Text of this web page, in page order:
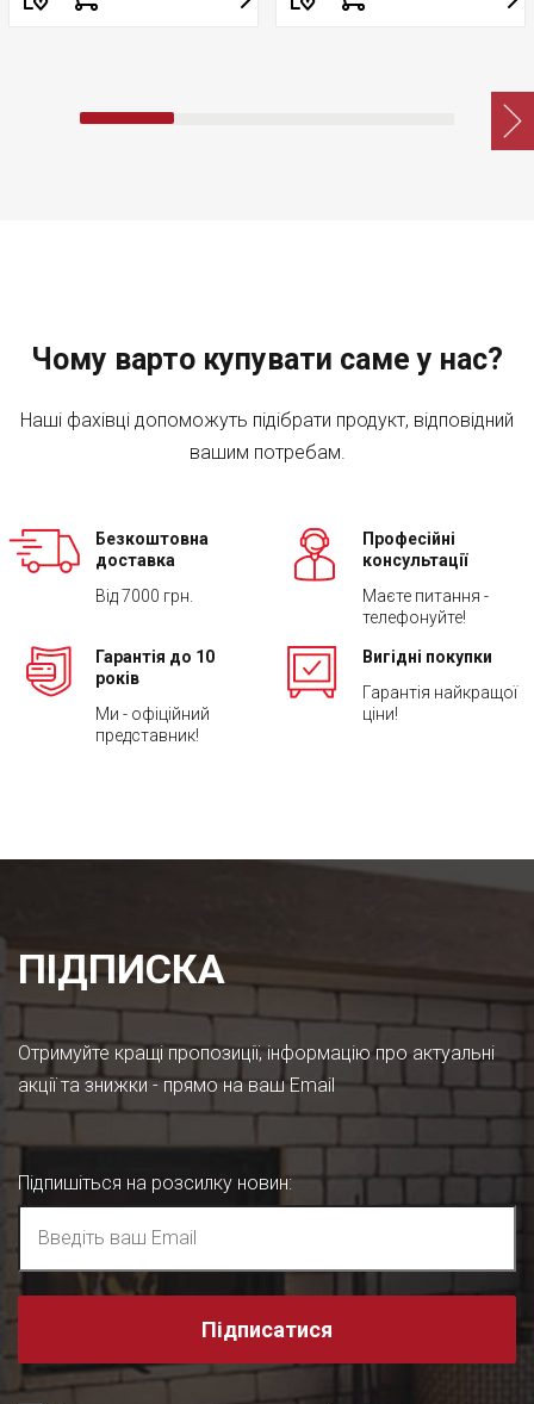
Чому варто купувати саме у нас?
Наші фахівці допоможуть підібрати продукт, відповідний
вашим потребам.
Безкоштовна
доставка
Від 7000 грн.
Професійні
консультації
Маєте питання -
телефонуйте!
Гарантія до 10
років
Ми - офіційний
представник!
Вигідні покупки
Гарантія найкращої
ціни!
ПІДПИСКА
Отримуйте кращі пропозиції, інформацію про актуальні
акції та знижки - прямо на ваш Email
Підпишіться на розсилку новин:
Підписатися